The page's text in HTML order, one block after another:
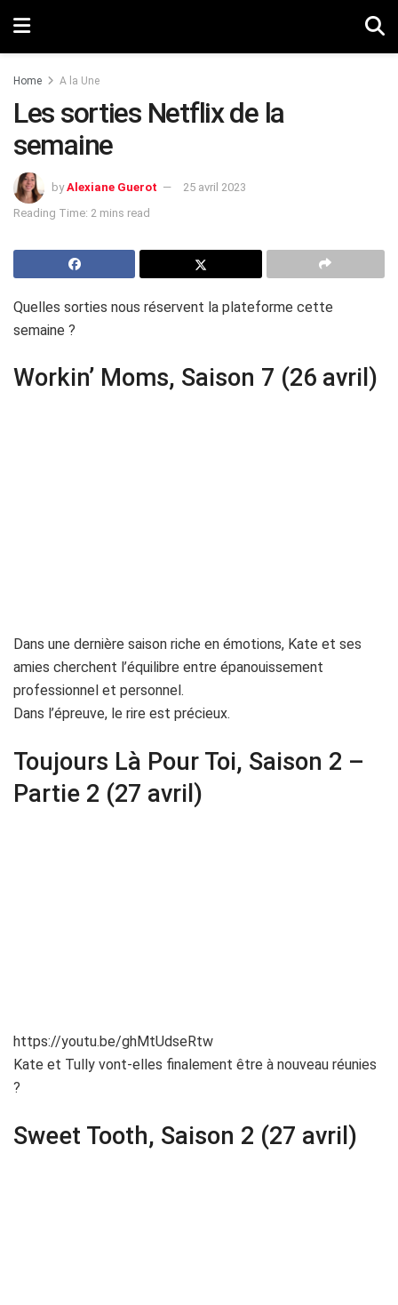
Home A la Une
Les sorties Netflix de la
semaine
by Alexiane Guerot
25 avril 2023
Reading Time: 2 mins read
Quelles sorties nous réservent la plateforme cette
semaine ?
Workin’ Moms, Saison 7 (26 avril)
Dans une dernière saison riche en émotions, Kate et ses
amies cherchent l’équilibre entre épanouissement
professionnel et personnel.
Dans l’épreuve, le rire est précieux.
Toujours Là Pour Toi, Saison 2 –
Partie 2 (27 avril)
https://youtu.be/ghMtUdseRtw
Kate et Tully vont-elles finalement être à nouveau réunies
?
Sweet Tooth, Saison 2 (27 avril)